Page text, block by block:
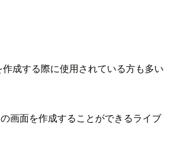
成する際に使用されている方も多い
画面を作成することができるライブ